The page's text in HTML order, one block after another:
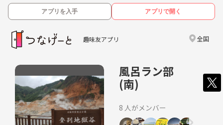
アプリを入手 アプリで開く
趣味友アプリ 全国
風呂ラン部
(南)
8 人がメンバー